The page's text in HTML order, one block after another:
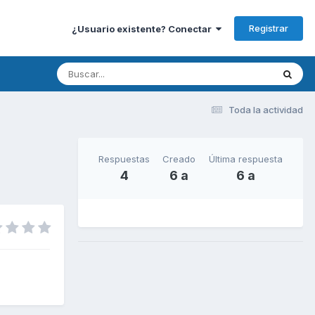
¿Usuario existente? Conectar Registrar
Toda la actividad
Respuestas
4
Creado
6 a
Última respuesta
6 a